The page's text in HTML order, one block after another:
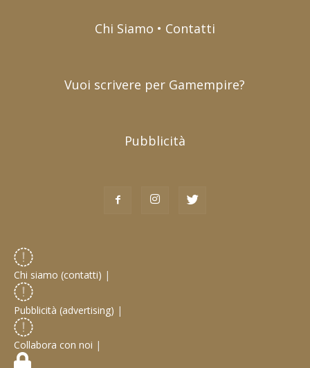
Chi Siamo • Contatti
Vuoi scrivere per Gamempire?
Pubblicità
Chi siamo (contatti) |
Pubblicità (advertising) |
Collabora con noi |